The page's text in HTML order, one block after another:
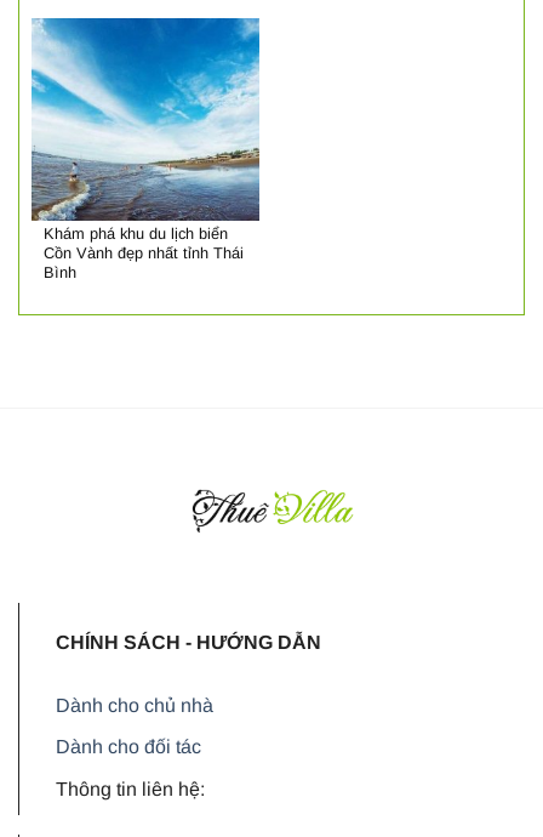
Khám phá khu du lịch biển
Cồn Vành đẹp nhất tỉnh Thái
Bình
CHÍNH SÁCH - HƯỚNG DẪN
Dành cho chủ nhà
Dành cho đối tác
Thông tin liên hệ: